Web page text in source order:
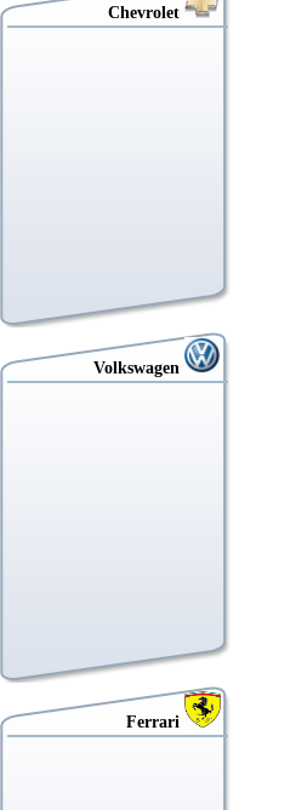
Chevrolet
Volkswagen
Ferrari